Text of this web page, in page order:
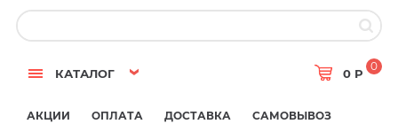
КАТАЛОГ 0 Р
0
АКЦИИ ОПЛАТА ДОСТАВКА САМОВЫВОЗ